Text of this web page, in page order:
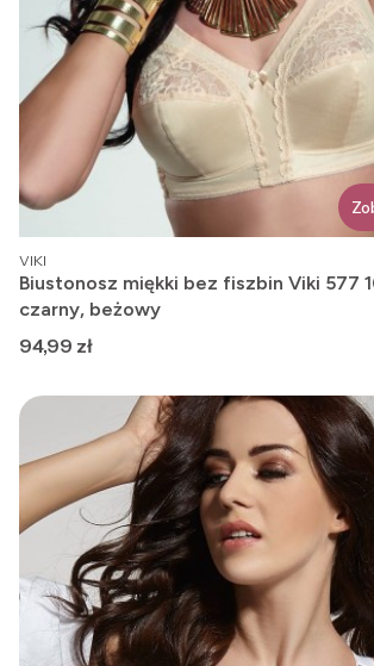
PRODUCENT
VIKI
Biustonosz miękki bez fiszbin Viki 577
czarny, beżowy
Cena
94,99 zł